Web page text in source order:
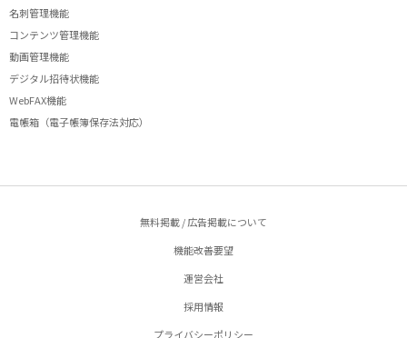
名刺管理機能
コンテンツ管理機能
動画管理機能
デジタル招待状機能
WebFAX機能
電帳箱（電子帳簿保存法対応）
無料掲載 / 広告掲載について
機能改善要望
運営会社
採用情報
プライバシーポリシー